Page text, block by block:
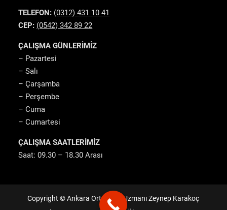
TELEFON: (0312) 431 10 41
CEP: (0542) 342 89 22
ÇALIŞMA GÜNLERİMİZ
– Pazartesi
– Salı
– Çarşamba
– Perşembe
– Cuma
– Cumartesi
ÇALIŞMA SAATLERİMİZ
Saat: 09.30 – 18.30 Arası
Copyright © Ankara Ortodonti Uzmanı Zeynep Karakoç